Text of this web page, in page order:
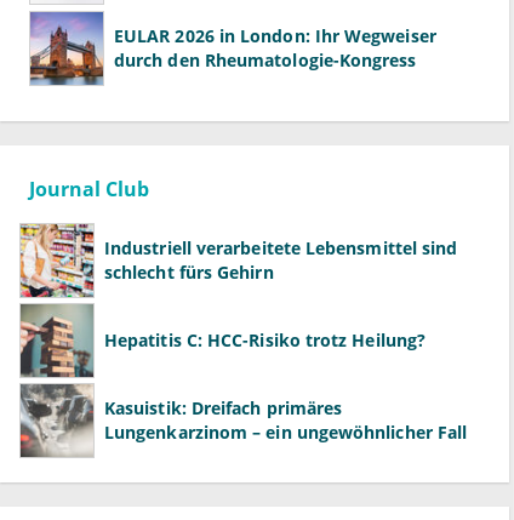
EULAR 2026 in London: Ihr Wegweiser
durch den Rheumatologie-Kongress
Journal Club
Industriell verarbeitete Lebensmittel sind
schlecht fürs Gehirn
Hepatitis C: HCC-Risiko trotz Heilung?
Kasuistik: Dreifach primäres
Lungenkarzinom – ein ungewöhnlicher Fall